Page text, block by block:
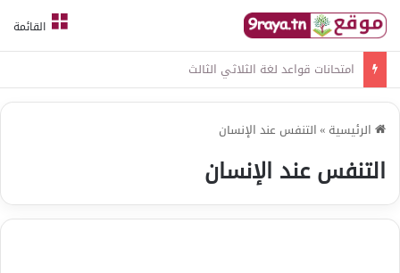
القائمة
امتحانات قواعد لغة الثلاثي الثالث
الرئيسية »التنفس عند الإنسان
التنفس عند الإنسان